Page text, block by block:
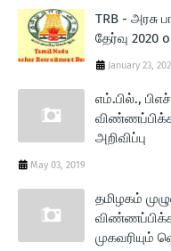
TRB - அரசு
தேர்வு 2020
January 23,
எம்.பில்.,
அறிவிப்பு
May 03, 2019
தமிழகம்
முகவரியும்